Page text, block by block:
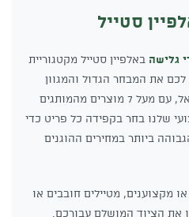
סטייל
גלישה באלפיין סטייל מקטגוריית
את המבחר הגדול והמגוון
ביותר של מכשירי גלישה בישראל, עם מעל 7 מוצרים מהמותגים
שלנו בחר בקפידה כל פריט כדי
ביותר במחירים ההוגנים
מקצוענים, מטיילים חובבים או
את הציוד המושלם עבורכם.